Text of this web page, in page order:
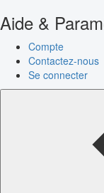
Aide &
Compte
Contactez-nous
Se connecter